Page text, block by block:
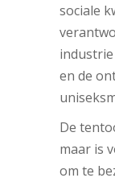
sociale
en de
De
maar is
om te